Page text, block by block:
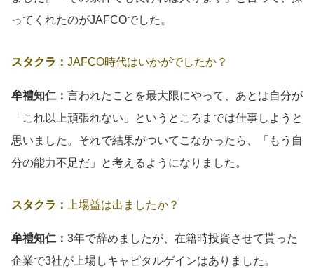
ってくれたのがJAFCOでした。
スタクラ： JAFCO時代はいかがでしたか？
牟禮知仁： 言われたことを最大限にやって、あとは自分が
「これ以上頑張れない」というところまでは仕事しようと
思いました。それで結果がついてこなかったら、「もう自
分の能力不足だ」と考えるようになりました。
スタクラ： 上場益は出ましたか？
牟禮知仁： 3年で辞めましたが、在籍時投資させて貰った
企業で3社が上場しキャピタルゲインはありました。